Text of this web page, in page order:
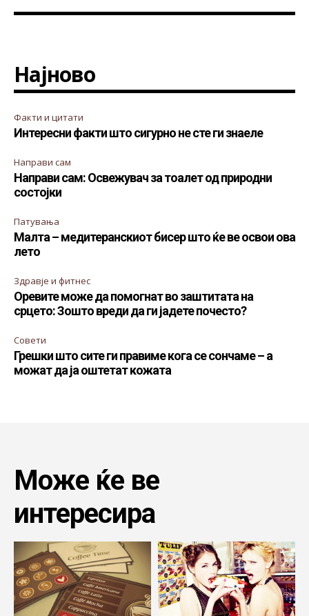
Најново
Факти и цитати
Интересни факти што сигурно не сте ги знаеле
Направи сам
Направи сам: Освежувач за тоалет од природни
состојки
Патувања
Малта – медитеранскиот бисер што ќе ве освои ова
лето
Здравје и фитнес
Оревите може да помогнат во заштитата на
срцето: Зошто вреди да ги јадете почесто?
Совети
Грешки што сите ги правиме кога се сончаме – а
можат да ја оштетат кожата
Може ќе ве
интересира